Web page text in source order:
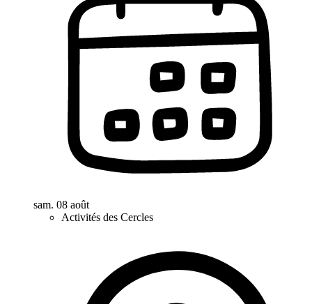
sam. 08 août
Activités des Cercles